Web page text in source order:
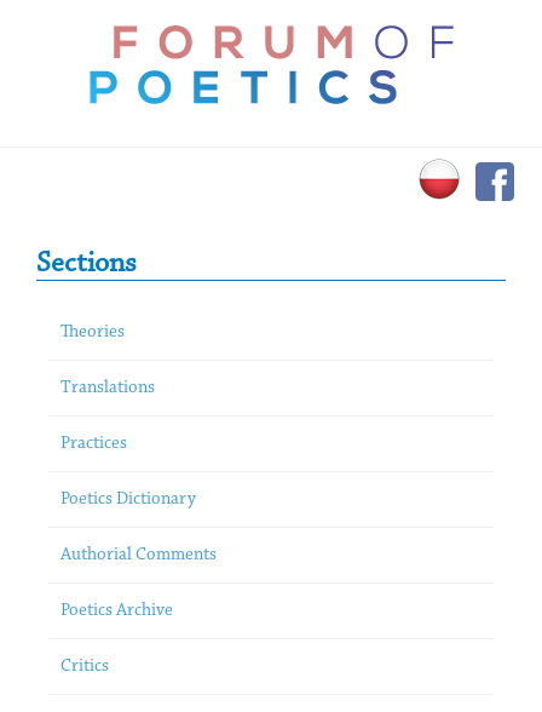
Primary Sidebar
Sections
Theories
Translations
Practices
Poetics Dictionary
Authorial Comments
Poetics Archive
Critics